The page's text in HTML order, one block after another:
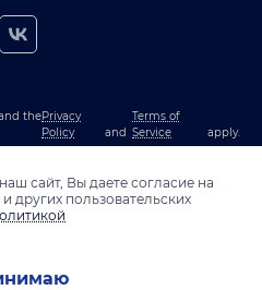
thePrivacy
Policy
and
Terms of
Service
apply.
сайт, Вы даете согласие на
других пользовательских